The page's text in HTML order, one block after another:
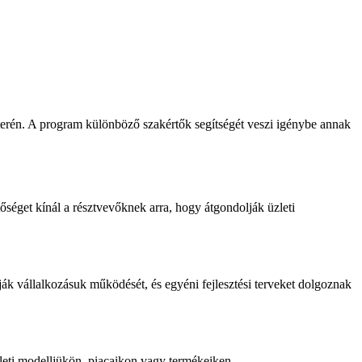
A program különböző szakértők segítségét veszi igénybe annak
kínál a résztvevőknek arra, hogy átgondolják üzleti
vállalkozásuk működését, és egyéni fejlesztési terveket dolgoznak